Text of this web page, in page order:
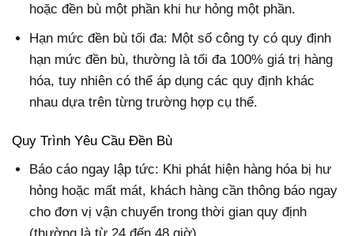
hoặc đền bù một phần khi hư hỏng một phần.
Hạn mức đền bù tối đa: Một số công ty có quy định
hạn mức đền bù, thường là tối đa 100% giá trị hàng
hóa, tuy nhiên có thể áp dụng các quy định khác
nhau dựa trên từng trường hợp cụ thể.
Quy Trình Yêu Cầu Đền Bù
Báo cáo ngay lập tức: Khi phát hiện hàng hóa bị hư
hỏng hoặc mất mát, khách hàng cần thông báo ngay
cho đơn vị vận chuyển trong thời gian quy định